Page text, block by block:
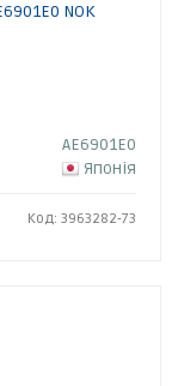
NOK
AE6901E0
Японія
Код: 3963282-73